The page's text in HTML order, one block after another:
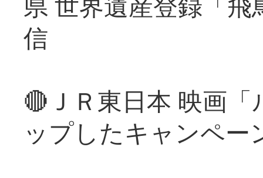
信
🔴ＪＲ東日本 映画
ップしたキャンペー